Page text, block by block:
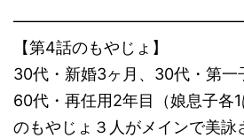
【第4話のもやじょ】
30代・新婚3ヶ月、30代・第一
60代・再任用2年目（娘息子各1
のもやじょ３人がメインで美詠